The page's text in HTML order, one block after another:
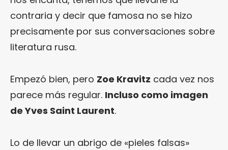
contraria y decir que famosa no se hizo
precisamente por sus conversaciones sobre
literatura rusa.
Empezó bien, pero Zoe Kravitz cada vez nos
parece más regular. Incluso como imagen
de Yves Saint Laurent.
Lo de llevar un abrigo de «pieles falsas»